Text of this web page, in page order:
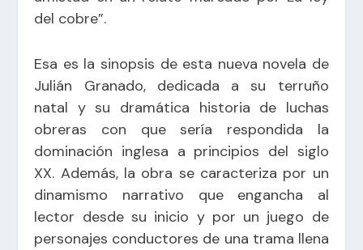
del cobre”.
Esa es la sinopsis de esta nueva novela de
Julián Granado, dedicada a su terruño
natal y su dramática historia de luchas
obreras con que sería respondida la
dominación inglesa a principios del siglo
XX. Además, la obra se caracteriza por un
dinamismo narrativo que engancha al
lector desde su inicio y por un juego de
personajes conductores de una trama llena